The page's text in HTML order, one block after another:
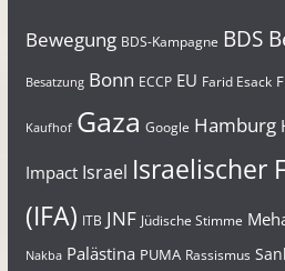
Bewegung BDS-Kampagne BDS
Besatzung Bonn ECCP EU Farid Esack
Kaufhof Gaza Google Hamburg
Impact Israel Israelischer
(IFA) ITB JNF Jüdische Stimme
Nakba Palästina PUMA Rassismus